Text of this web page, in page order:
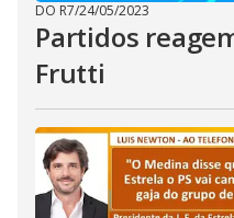
DO R7/24/05/2023
Partidos
Frutti